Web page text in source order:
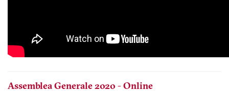
Assemblea Generale 2020 - Online